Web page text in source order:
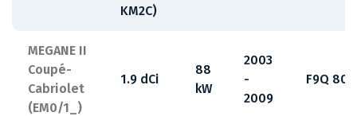
KM2C)
MEGANE II
Coupé-
Cabriolet
(EM0/1_)
1.9 dCi
88
kW
2003
-
2009
F9Q 800